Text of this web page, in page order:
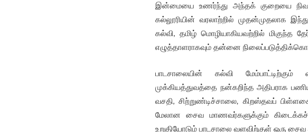
இன்மையை உணர்ந்து அந்தக் குறையை
கல்லூரியின் வரலாற்றில் முதன்முதலாக
கல்வி, தமிழ் மொழியாகியவற்றில் மிகுந்த
எழுத்தாளராகவும் தன்னை
பாடசாலையின் கல்வி
முக்கியத்துவத்தை நன்கறிந்த அதிபராக
வசதி, சிற்றுண்டிச்சாலை, கிறஸ்தவப்
மேலான சைவ மாணவர்களுக்கும்
உறுதியோடும் பாடசாலை வளவிற்குள் ஒரு